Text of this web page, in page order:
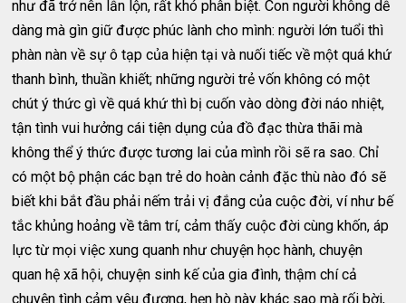
như đã trở nên lẫn lộn, rất khó phân biệt. Con người không dễ
dàng mà gìn giữ được phúc lành cho mình: người lớn tuổi thì
phàn nàn về sự ô tạp của hiện tại và nuối tiếc về một quá khứ
thanh bình, thuần khiết; những người trẻ vốn không có một
chút ý thức gì về quá khứ thì bị cuốn vào dòng đời náo nhiệt,
tận tình vui hưởng cái tiện dụng của đồ đạc thừa thãi mà
không thể ý thức được tương lai của mình rồi sẽ ra sao. Chỉ
có một bộ phận các bạn trẻ do hoàn cảnh đặc thù nào đó sẽ
biết khi bắt đầu phải nếm trải vị đắng của cuộc đời, ví như bế
tắc khủng hoảng về tâm trí, cảm thấy cuộc đời cùng khốn, áp
lực từ mọi việc xung quanh như chuyện học hành, chuyện
quan hệ xã hội, chuyện sinh kế của gia đình, thậm chí cả
chuyện tình cảm yêu đương, hẹn hò này khác sao mà rối bời,